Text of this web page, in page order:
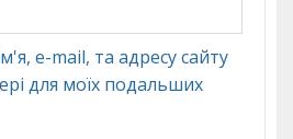
e-mail, та адресу сайту
для моїх подальших